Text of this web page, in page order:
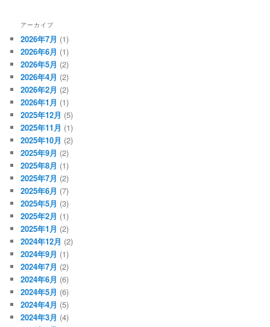
アーカイブ
2026年7月 (1)
2026年6月 (1)
2026年5月 (2)
2026年4月 (2)
2026年2月 (2)
2026年1月 (1)
2025年12月 (5)
2025年11月 (1)
2025年10月 (2)
2025年9月 (2)
2025年8月 (1)
2025年7月 (2)
2025年6月 (7)
2025年5月 (3)
2025年2月 (1)
2025年1月 (2)
2024年12月 (2)
2024年9月 (1)
2024年7月 (2)
2024年6月 (6)
2024年5月 (6)
2024年4月 (5)
2024年3月 (4)